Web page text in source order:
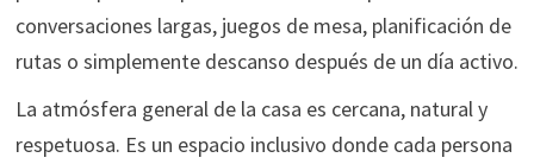
conversaciones largas, juegos de mesa, planificación de
rutas o simplemente descanso después de un día activo.
La atmósfera general de la casa es cercana, natural y
respetuosa. Es un espacio inclusivo donde cada persona